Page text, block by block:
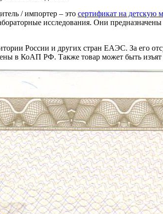
/ импортер – это сертификат на детскую
исследования. Они
России и других стран ЕАЭС. За его
в КоАП РФ. Также товар может быть изъят